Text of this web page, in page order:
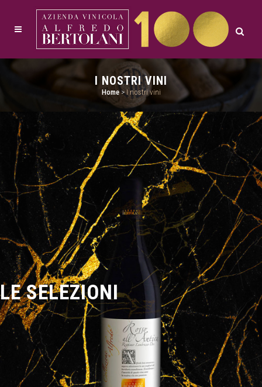
I NOSTRI VINI
Home>I nostri vini
LE SELEZIONISCOPRI DI PIÙ